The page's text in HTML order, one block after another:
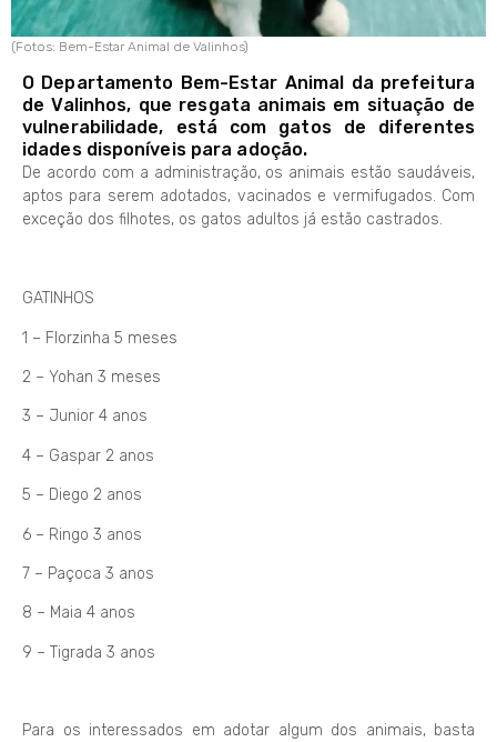
(Fotos: Bem-Estar Animal de Valinhos)
O Departamento Bem-Estar Animal da prefeitura
de Valinhos, que resgata animais em situação de
vulnerabilidade, está com gatos de diferentes
idades disponíveis para adoção.
De acordo com a administração, os animais estão saudáveis,
aptos para serem adotados, vacinados e vermifugados. Com
exceção dos filhotes, os gatos adultos já estão castrados.
GATINHOS
1 – Florzinha 5 meses
2 – Yohan 3 meses
3 – Junior 4 anos
4 – Gaspar 2 anos
5 – Diego 2 anos
6 – Ringo 3 anos
7 – Paçoca 3 anos
8 – Maia 4 anos
9 – Tigrada 3 anos
Para os interessados em adotar algum dos animais, basta